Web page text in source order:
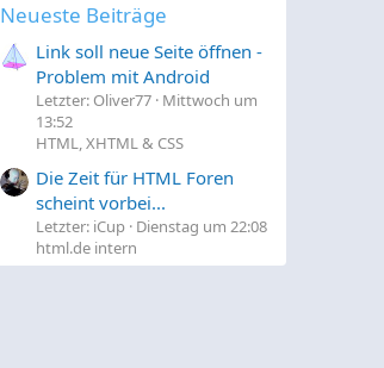
Neueste Beiträge
Link soll neue Seite öffnen -
Problem mit Android
Letzter: Oliver77 Mittwoch um
13:52
HTML, XHTML & CSS
Die Zeit für HTML Foren
scheint vorbei...
Letzter: iCup Dienstag um 22:08
html.de intern